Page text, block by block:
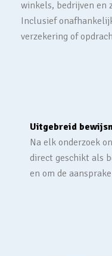
winkels, bedrijven en
Inclusief
verzekering of
Uitgebreid
Na elk onderzoek
direct geschikt als
en om de